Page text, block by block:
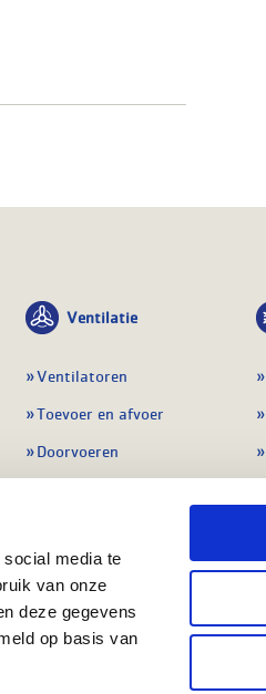
media te
van onze
deze gegevens
op basis van
Ventilatie
Ventilatoren
Toevoer en afvoer
Doorvoeren
Regelingen